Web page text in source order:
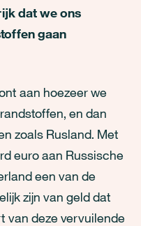
dat we ons
gaan
aan hoezeer we
en dan
zoals Rusland. Met
euro aan Russische
een van de
zijn van geld dat
van deze vervuilende